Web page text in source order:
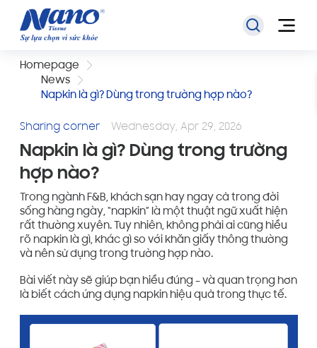
Homepage
News
Napkin là gì? Dùng trong trường hợp nào?
Sharing corner Wednesday, Apr 29, 2026
Napkin là gì? Dùng trong trường
hợp nào?
Trong ngành F&B, khách sạn hay ngay cả trong đời
sống hàng ngày, “napkin” là một thuật ngữ xuất hiện
rất thường xuyên. Tuy nhiên, không phải ai cũng hiểu
rõ napkin là gì, khác gì so với khăn giấy thông thường
và nên sử dụng trong trường hợp nào.
Bài viết này sẽ giúp bạn hiểu đúng – và quan trọng hơn
là biết cách ứng dụng napkin hiệu quả trong thực tế.